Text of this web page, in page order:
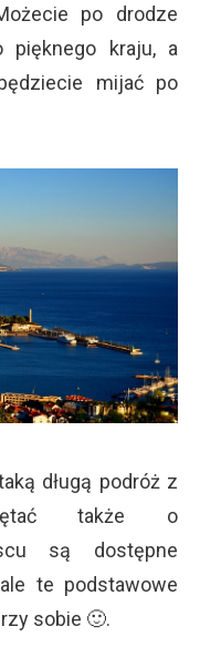
po drodze
pięknego kraju, a
mijać po
długą podróż z
także o
są dostępne
te podstawowe
sobie 🙂.